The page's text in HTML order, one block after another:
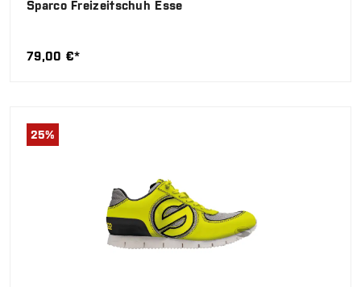
Sparco Freizeitschuh Esse
79,00 €*
25%